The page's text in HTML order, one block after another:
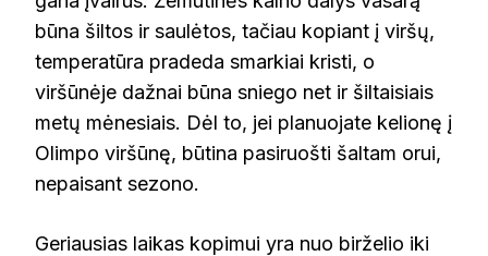
būna šiltos ir saulėtos, tačiau kopiant į viršų,
temperatūra pradeda smarkiai kristi, o
viršūnėje dažnai būna sniego net ir šiltaisiais
metų mėnesiais. Dėl to, jei planuojate kelionę į
Olimpo viršūnę, būtina pasiruošti šaltam orui,
nepaisant sezono.
Geriausias laikas kopimui yra nuo birželio iki